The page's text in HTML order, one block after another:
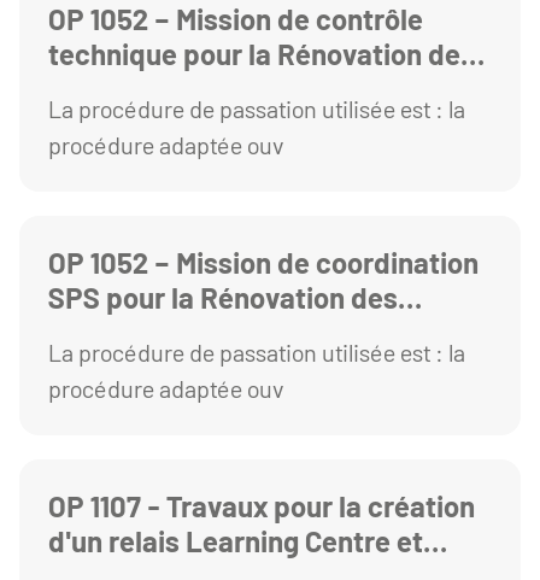
OP 1052 – Mission de contrôle
technique pour la Rénovation des
Cézeaux
La procédure de passation utilisée est : la
procédure adaptée ouv
OP 1052 – Mission de coordination
SPS pour la Rénovation des
Cézeaux
La procédure de passation utilisée est : la
procédure adaptée ouv
OP 1107 - Travaux pour la création
d'un relais Learning Centre et